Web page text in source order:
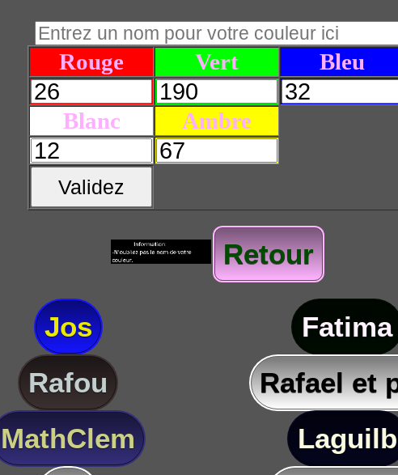
Rouge Vert Bleu
Blanc Ambre
Validez
Retour
Jos
Fatima
Rafou
Rafael et
MathClem
Laguilb